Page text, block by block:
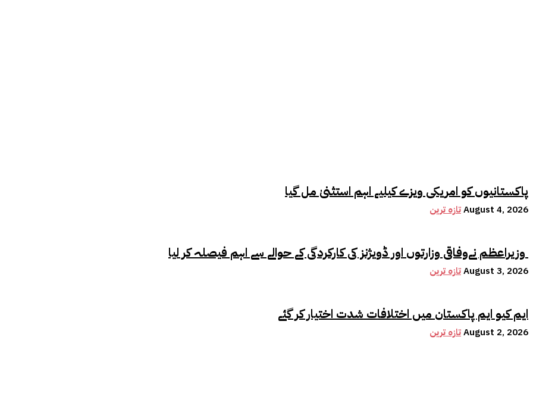
پاکستانیوں کو امریکی ویزے کیلیے اہم استثنیٰ مل گیا
تازہ ترینAugust 4, 2026
وزیراعظم نےوفاقی وزارتوں اور ڈویژنز کی کارکردگی کے حوالے سے اہم فیصلہ کر لیا
تازہ ترینAugust 3, 2026
ایم کیو ایم پاکستان میں اختلافات شدت اختیار کر گئے
تازہ ترینAugust 2, 2026